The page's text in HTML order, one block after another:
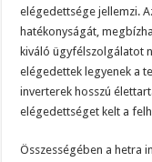
elégedettsége jellemzi.
hatékonyságát,
kiváló ügyfélszolgálatot
elégedettek legyenek a
inverterek hosszú
elégedettséget kelt a
Összességében a hetra